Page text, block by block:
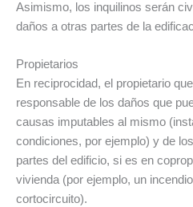
Asimismo, los inquilinos serán
daños a otras partes de la
Propietarios
En reciprocidad, el propietario
responsable de los daños que
causas imputables al mismo
condiciones, por ejemplo) y de
partes del edificio, si es en
vivienda (por ejemplo, un
cortocircuito).